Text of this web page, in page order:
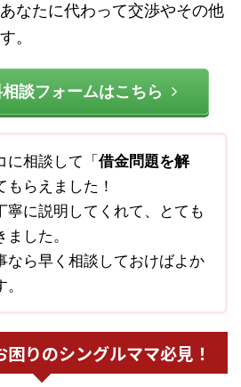
なたに代わって交渉やその他
。
談フォームはこちら
に相談して「 借金問題を解
もらえました！
寧に説明してくれて、とても
した。
なら早く相談しておけばよか
りのシングルママ必見！